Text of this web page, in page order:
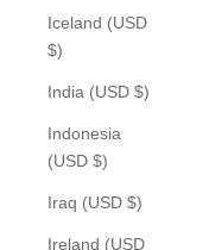
Iceland (USD
$)
India (USD $)
Indonesia
(USD $)
Iraq (USD $)
Ireland (USD